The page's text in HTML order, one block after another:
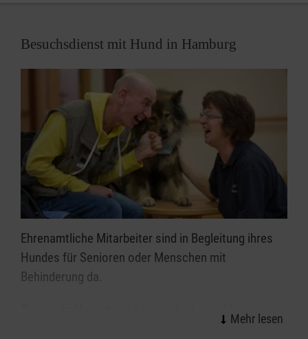
Besuchsdienst mit Hund in Hamburg
Ehrenamtliche Mitarbeiter sind in Begleitung ihres
Hundes für Senioren oder Menschen mit
Behinderung da.
Tiere schaffen oft mit Leichtigkeit, was Menschen
nicht vermögen. Besonders Hunde sind in der Lage,